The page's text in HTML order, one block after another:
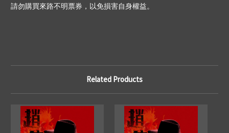
請勿購買來路不明票券，以免損害自身權益。
Related Products